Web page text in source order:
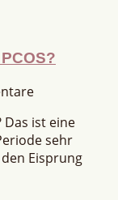
Das ist eine
sehr
Eisprung